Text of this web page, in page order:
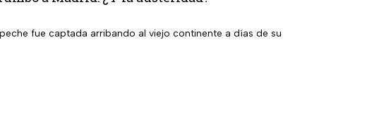
fue captada arribando al viejo continente a días de su